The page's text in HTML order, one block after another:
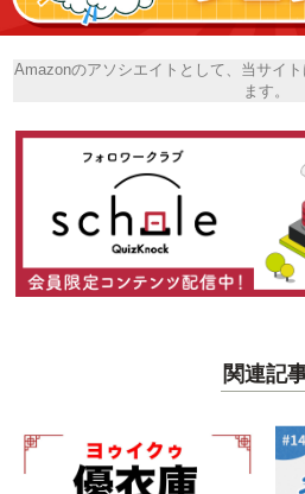
Amazonのアソシエイトとして、当サイ
ます。
関連記